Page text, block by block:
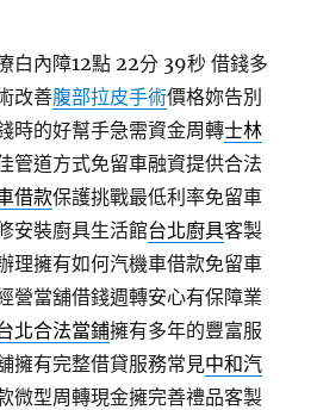
白內障12點 22分 39秒 借錢多
改善腹部拉皮手術價格妳告別
時的好幫手急需資金周轉士林
管道方式免留車融資提供合法
借款保護挑戰最低利率免留車
安裝廚具生活館台北廚具客製
理擁有如何汽機車借款免留車
營當舖借錢週轉安心有保障業
北合法當鋪擁有多年的豐富服
擁有完整借貸服務常見中和汽
微型周轉現金擁完善禮品客製